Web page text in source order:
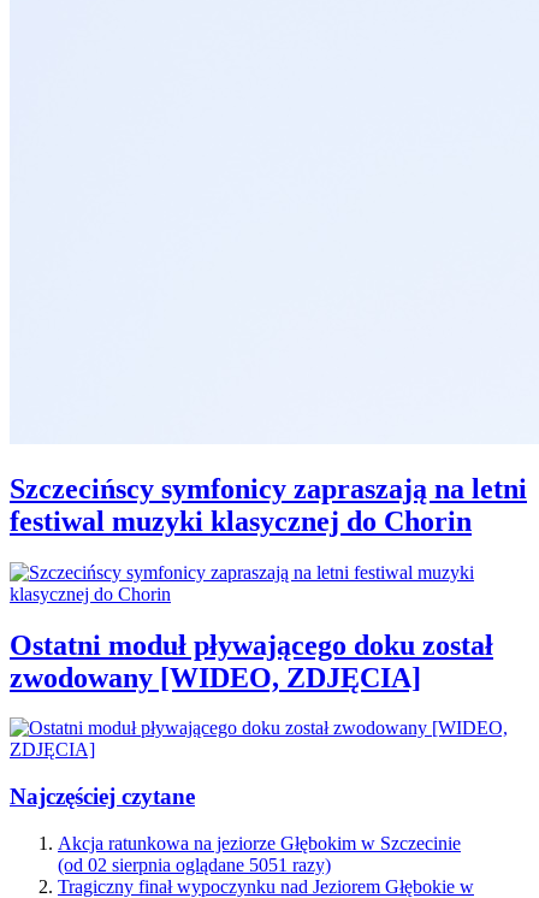
Szczecińscy symfonicy zapraszają na letni
festiwal muzyki klasycznej do Chorin
Ostatni moduł pływającego doku został
zwodowany [WIDEO, ZDJĘCIA]
Najczęściej czytane
Akcja ratunkowa na jeziorze Głębokim w Szczecinie
(od 02 sierpnia oglądane 5051 razy)
Tragiczny finał wypoczynku nad Jeziorem Głębokie w